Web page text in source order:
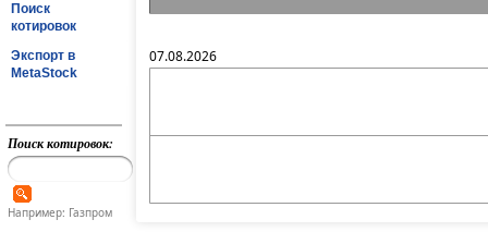
Поиск
котировок
Экспорт в
MetaStock
Поиск котировок:
Например: Газпром
07.08.2026